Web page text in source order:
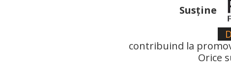
Susţine
contribuind la
Orice